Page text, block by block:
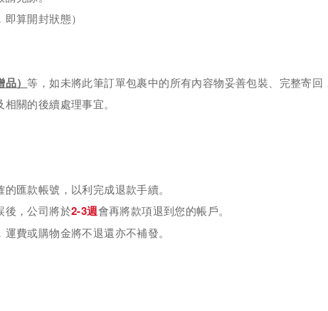
算開封狀態）
品）等，如未將此筆訂單包裹中的所有內容物妥善包裝、完整寄回
關的後續處理事宜。
匯款帳號，以利完成退款手續。
後，公司將於2-3週會再將款項退到您的帳戶。
費或購物金將不退還亦不補發。